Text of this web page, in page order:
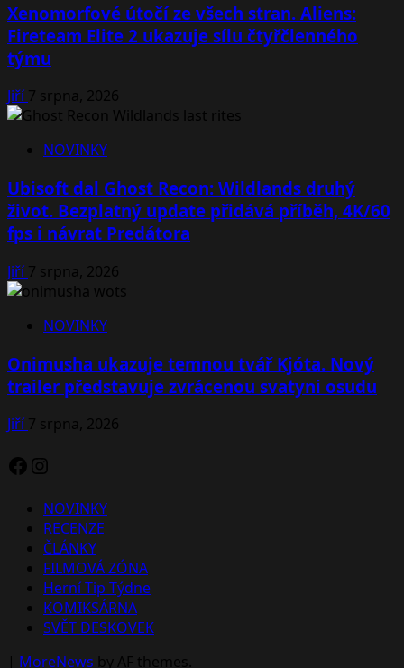
Xenomorfové útočí ze všech stran. Aliens:
Fireteam Elite 2 ukazuje sílu čtyřčlenného
týmu
Jiří7 srpna, 2026
NOVINKY
Ubisoft dal Ghost Recon: Wildlands druhý
život. Bezplatný update přidává příběh, 4K/60
fps i návrat Predátora
Jiří7 srpna, 2026
NOVINKY
Onimusha ukazuje temnou tvář Kjóta. Nový
trailer představuje zvrácenou svatyni osudu
Jiří7 srpna, 2026
Facebook
Instagram
NOVINKY
RECENZE
ČLÁNKY
FILMOVÁ ZÓNA
Herní Tip Týdne
KOMIKSÁRNA
SVĚT DESKOVEK
| MoreNews by AF themes.